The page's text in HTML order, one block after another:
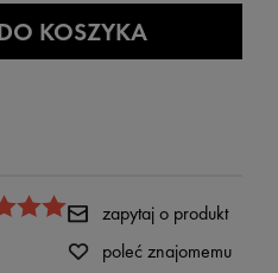
KOSZYKA
zapytaj o produkt
poleć znajomemu